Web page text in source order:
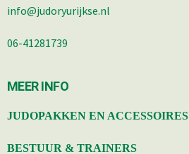
info@judoryurijkse.nl
06-41281739
MEER INFO
JUDOPAKKEN EN ACCESSOIRES
BESTUUR & TRAINERS